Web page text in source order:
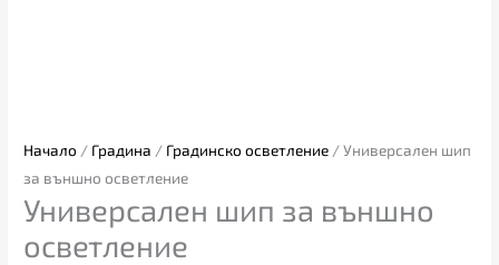
Начало / Градина / Градинско осветление / Универсален шип
за външно осветление
Универсален шип за външно
осветление